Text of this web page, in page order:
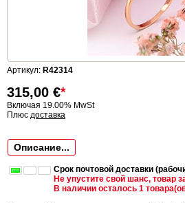
Артикул: R42314
315,00 €*
Включая 19.00% MwSt
Плюс доставка
Описание...
Срок почтовой доставки
Не упустите свой шанс, товар
В наличии осталось 1